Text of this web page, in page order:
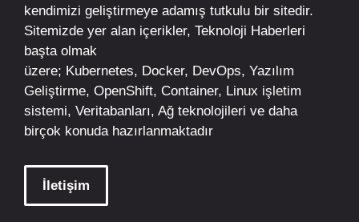
kendimizi geliştirmeye adamış tutkulu bir sitedir.
Sitemizde yer alan içerikler, Teknoloji Haberleri
başta olmak
üzere; Kubernetes, Docker, DevOps, Yazılım
Geliştirme, OpenShift, Container, Linux işletim
sistemi, Veritabanları, Ağ teknolojileri ve daha
birçok konuda hazırlanmaktadır
İletişim